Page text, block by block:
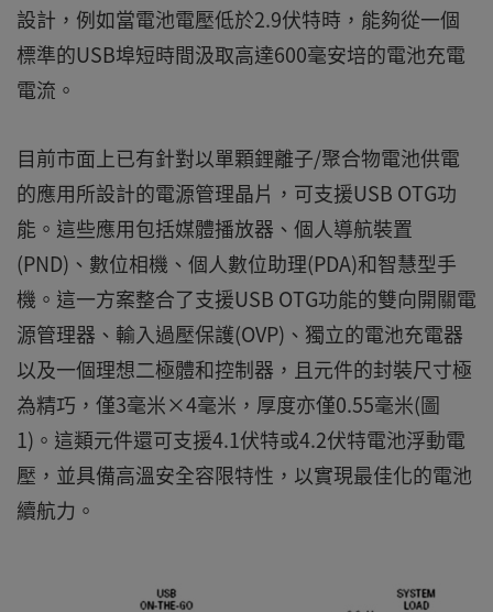
設計，例如當電池電壓低於2.9伏特時，能夠從一個
標準的USB埠短時間汲取高達600毫安培的電池充電
電流。
目前市面上已有針對以單顆鋰離子/聚合物電池供電
的應用所設計的電源管理晶片，可支援USB OTG功
能。這些應用包括媒體播放器、個人導航裝置
(PND)、數位相機、個人數位助理(PDA)和智慧型手
機。這一方案整合了支援USB OTG功能的雙向開關電
源管理器、輸入過壓保護(OVP)、獨立的電池充電器
以及一個理想二極體和控制器，且元件的封裝尺寸極
為精巧，僅3毫米×4毫米，厚度亦僅0.55毫米(圖
1)。這類元件還可支援4.1伏特或4.2伏特電池浮動電
壓，並具備高溫安全容限特性，以實現最佳化的電池
續航力。